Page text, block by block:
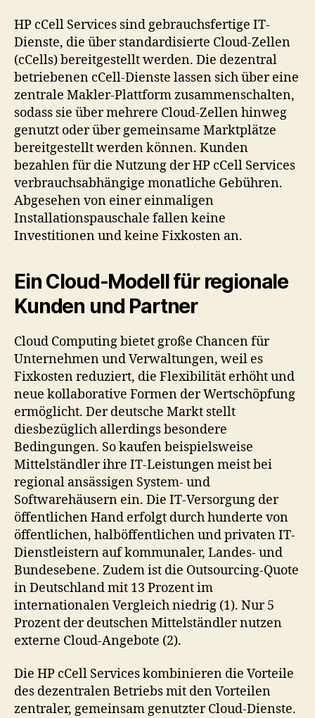
HP cCell Services sind gebrauchsfertige IT-
Dienste, die über standardisierte Cloud-Zellen
(cCells) bereitgestellt werden. Die dezentral
betriebenen cCell-Dienste lassen sich über eine
zentrale Makler-Plattform zusammenschalten,
sodass sie über mehrere Cloud-Zellen hinweg
genutzt oder über gemeinsame Marktplätze
bereitgestellt werden können. Kunden
bezahlen für die Nutzung der HP cCell Services
verbrauchsabhängige monatliche Gebühren.
Abgesehen von einer einmaligen
Installationspauschale fallen keine
Investitionen und keine Fixkosten an.
Ein Cloud-Modell für regionale
Kunden und Partner
Cloud Computing bietet große Chancen für
Unternehmen und Verwaltungen, weil es
Fixkosten reduziert, die Flexibilität erhöht und
neue kollaborative Formen der Wertschöpfung
ermöglicht. Der deutsche Markt stellt
diesbezüglich allerdings besondere
Bedingungen. So kaufen beispielsweise
Mittelständler ihre IT-Leistungen meist bei
regional ansässigen System- und
Softwarehäusern ein. Die IT-Versorgung der
öffentlichen Hand erfolgt durch hunderte von
öffentlichen, halböffentlichen und privaten IT-
Dienstleistern auf kommunaler, Landes- und
Bundesebene. Zudem ist die Outsourcing-Quote
in Deutschland mit 13 Prozent im
internationalen Vergleich niedrig (1). Nur 5
Prozent der deutschen Mittelständler nutzen
externe Cloud-Angebote (2).
Die HP cCell Services kombinieren die Vorteile
des dezentralen Betriebs mit den Vorteilen
zentraler, gemeinsam genutzter Cloud-Dienste.